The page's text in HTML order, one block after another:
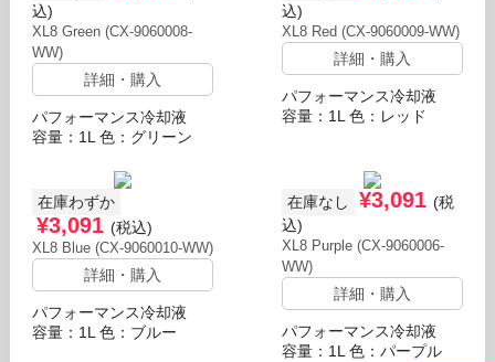
込)
XL8 Green (CX-9060008-
WW)
詳細・購入
パフォーマンス冷却液
容量：1L 色：グリーン
込)
XL8 Red (CX-9060009-WW)
詳細・購入
パフォーマンス冷却液
容量：1L 色：レッド
在庫わずか
¥3,091 (税込)
XL8 Blue (CX-9060010-WW)
詳細・購入
パフォーマンス冷却液
容量：1L 色：ブルー
在庫なし ¥3,091 (税
込)
XL8 Purple (CX-9060006-
WW)
詳細・購入
パフォーマンス冷却液
容量：1L 色：パープル